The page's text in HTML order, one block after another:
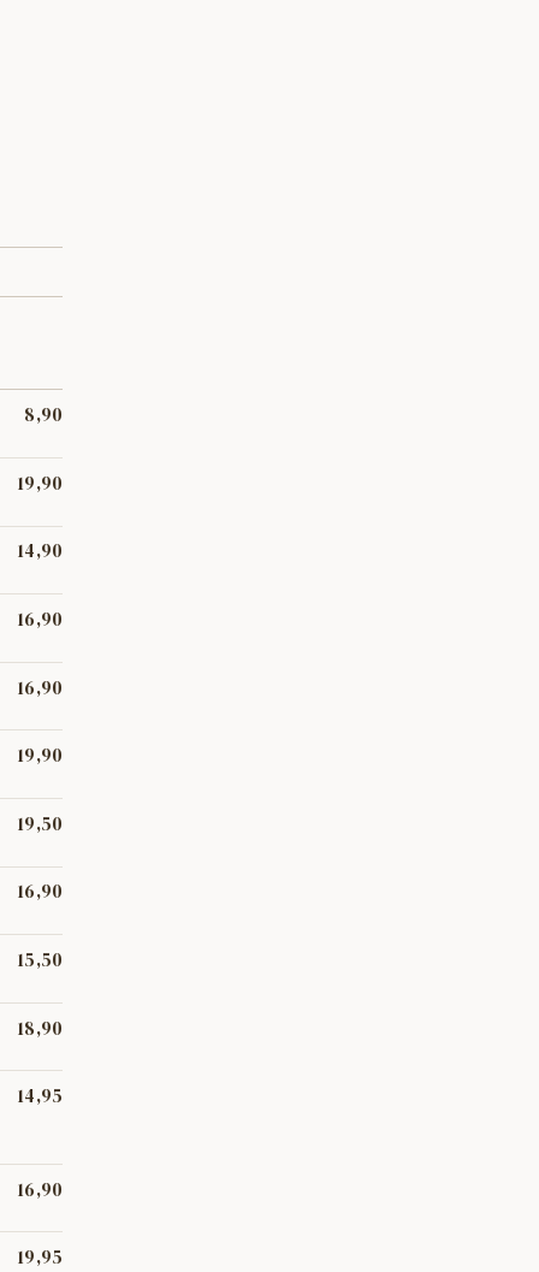
8,90
19,90
14,90
16,90
16,90
19,90
19,50
16,90
15,50
18,90
14,95
16,90
19,95